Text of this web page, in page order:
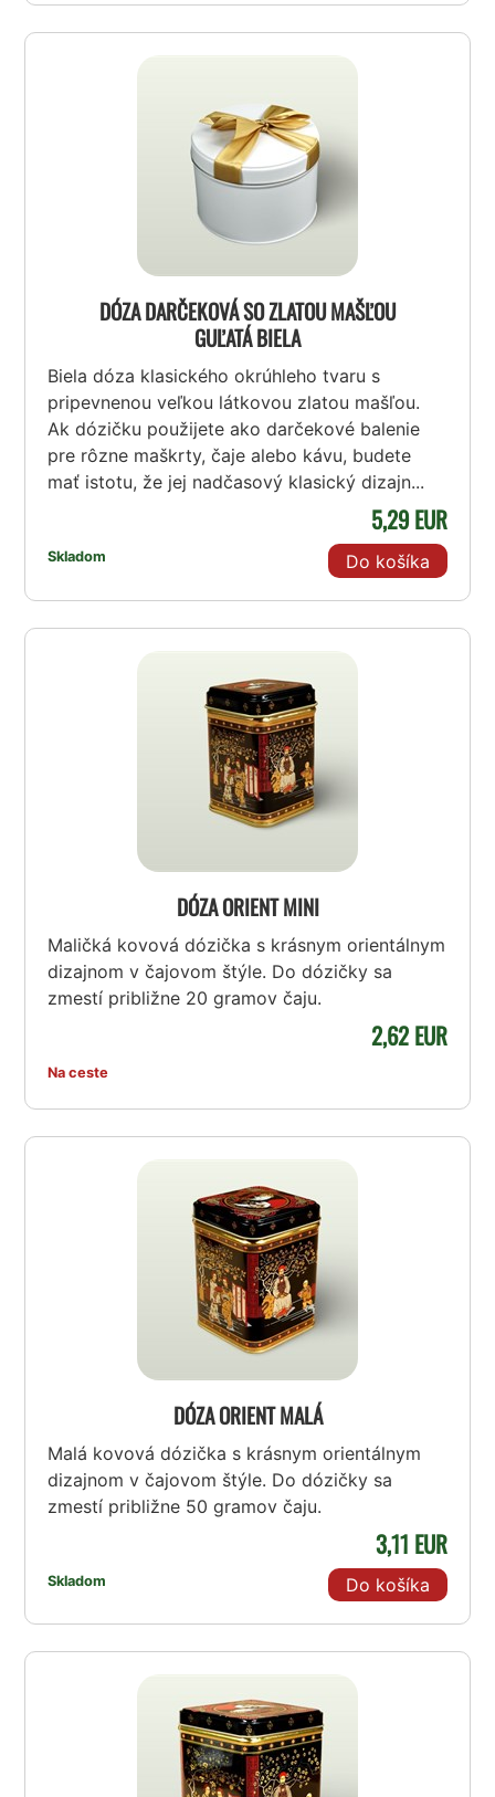
DÓZA DARČEKOVÁ SO ZLATOU MAŠĽOU
GUĽATÁ BIELA
Biela dóza klasického okrúhleho tvaru s
pripevnenou veľkou látkovou zlatou mašľou.
Ak dózičku použijete ako darčekové balenie
pre rôzne maškrty, čaje alebo kávu, budete
mať istotu, že jej nadčasový klasický dizajn...
Skladom
5,29 EUR
Do košíka
DÓZA ORIENT MINI
Maličká kovová dózička s krásnym orientálnym
dizajnom v čajovom štýle. Do dózičky sa
zmestí približne 20 gramov čaju.
Na ceste
2,62 EUR
DÓZA ORIENT MALÁ
Malá kovová dózička s krásnym orientálnym
dizajnom v čajovom štýle. Do dózičky sa
zmestí približne 50 gramov čaju.
Skladom
3,11 EUR
Do košíka